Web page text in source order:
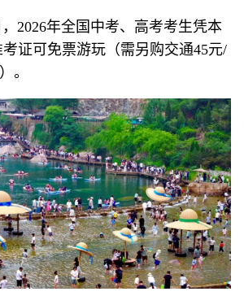
2026年全国中考、高考考生凭本
证可免票游玩（需另购交通45元/
。